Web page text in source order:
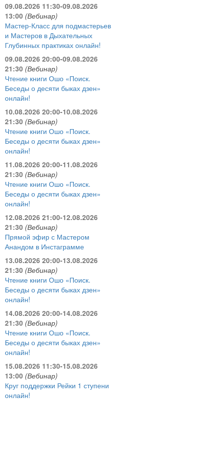
09.08.2026 11:30-09.08.2026
13:00 (Вебинар)
Мастер-Класс для подмастерьев
и Мастеров в Дыхательных
Глубинных практиках онлайн!
09.08.2026 20:00-09.08.2026
21:30 (Вебинар)
Чтение книги Ошо «Поиск.
Беседы о десяти быках дзен»
онлайн!
10.08.2026 20:00-10.08.2026
21:30 (Вебинар)
Чтение книги Ошо «Поиск.
Беседы о десяти быках дзен»
онлайн!
11.08.2026 20:00-11.08.2026
21:30 (Вебинар)
Чтение книги Ошо «Поиск.
Беседы о десяти быках дзен»
онлайн!
12.08.2026 21:00-12.08.2026
21:30 (Вебинар)
Прямой эфир с Мастером
Анандом в Инстаграмме
13.08.2026 20:00-13.08.2026
21:30 (Вебинар)
Чтение книги Ошо «Поиск.
Беседы о десяти быках дзен»
онлайн!
14.08.2026 20:00-14.08.2026
21:30 (Вебинар)
Чтение книги Ошо «Поиск.
Беседы о десяти быках дзен»
онлайн!
15.08.2026 11:30-15.08.2026
13:00 (Вебинар)
Круг поддержки Рейки 1 ступени
онлайн!